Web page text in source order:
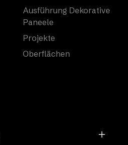
Ausführung Dekorative
Paneele
Projekte
Oberflächen